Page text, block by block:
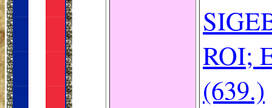
ROI;
(639.)